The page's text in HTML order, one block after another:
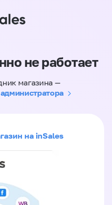
не работает
магазина —
на inSales